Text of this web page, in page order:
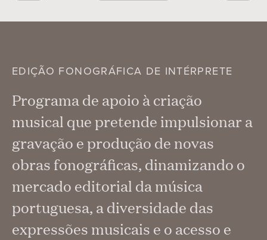
EDIÇÃO FONOGRÁFICA DE INTÉRPRETE
Programa de apoio à criação
musical que pretende impulsionar a
gravação e produção de novas
obras fonográficas, dinamizando o
mercado editorial da música
portuguesa, a diversidade das
expressões musicais e o acesso e